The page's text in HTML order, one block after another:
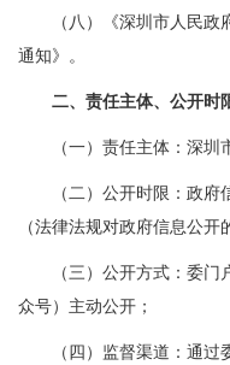
（八）《深圳市人民政
通知》。
二、责任主体、公开时
（一）责任主体：深圳市
（二）公开时限：政府
（法律法规对政府信息公
（三）公开方式：委门户
众号）主动公开；
（四）监督渠道：通过委